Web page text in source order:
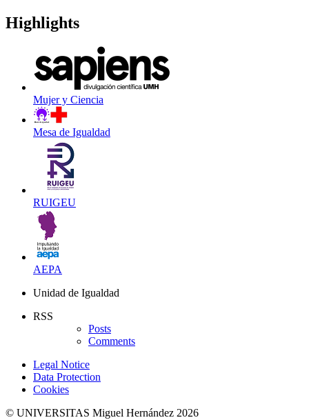
Highlights
Mujer y Ciencia
Mesa de Igualdad
RUIGEU
AEPA
Unidad de Igualdad
RSS
Posts
Comments
Legal Notice
Data Protection
Cookies
© UNIVERSITAS Miguel Hernández 2026